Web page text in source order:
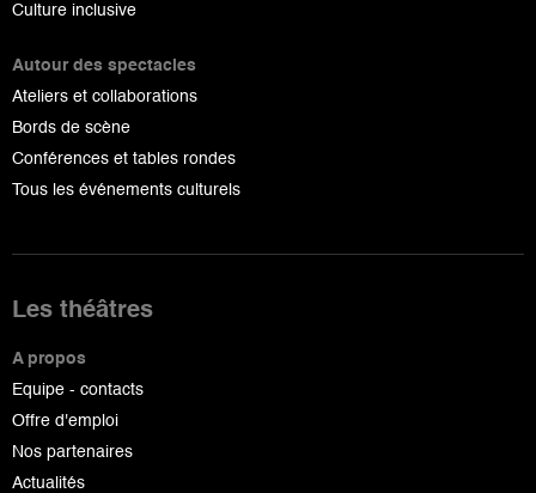
Culture inclusive
Autour des spectacles
Ateliers et collaborations
Bords de scène
Conférences et tables rondes
Tous les événements culturels
Les théâtres
A propos
Equipe - contacts
Offre d'emploi
Nos partenaires
Actualités